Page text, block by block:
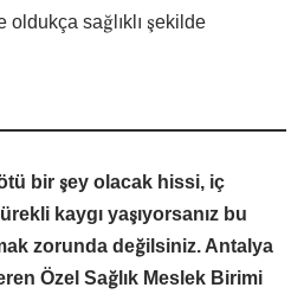
sağlıklı şekilde
bir şey olacak hissi, iç
kaygı yaşıyorsanız bu
zorunda değilsiniz. Antalya
Özel Sağlık Meslek Birimi